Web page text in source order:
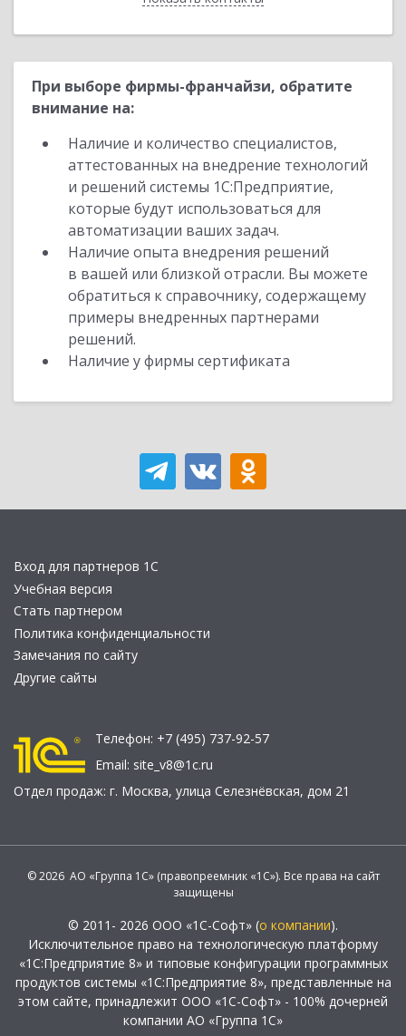
При выборе фирмы-франчайзи, обратите
внимание на:
Наличие и количество специалистов,
аттестованных на внедрение технологий
и решений системы 1С:Предприятие,
которые будут использоваться для
автоматизации ваших задач.
Наличие опыта внедрения решений
в вашей или близкой отрасли. Вы можете
обратиться к справочнику, содержащему
примеры внедренных партнерами
решений.
Наличие у фирмы сертификата
Вход для партнеров 1С
Учебная версия
Стать партнером
Политика конфиденциальности
Замечания по сайту
Другие сайты
Телефон: +7 (495) 737-92-57
Email: site_v8@1c.ru
Отдел продаж: г. Москва, улица Селезнёвская, дом 21
© 2026 АО «Группа 1С» (правопреемник «1С»). Все права на сайт
защищены
© 2011- 2026 ООО «1С-Софт» (о компании).
Исключительное право на технологическую платформу
«1С:Предприятие 8» и типовые конфигурации программных
продуктов системы «1С:Предприятие 8», представленные на
этом сайте, принадлежит ООО «1С-Софт» - 100% дочерней
компании АО «Группа 1С»